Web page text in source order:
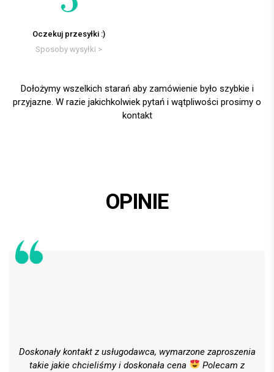
Oczekuj przesyłki :)
Sposoby wysyłki >
Dołożymy wszelkich starań aby zamówienie było szybkie i
przyjazne. W razie jakichkolwiek pytań i wątpliwości prosimy o
kontakt
OPINIE
Doskonały kontakt z usługodawca, wymarzone zaproszenia
takie jakie chcieliśmy i doskonała cena
Polecam z